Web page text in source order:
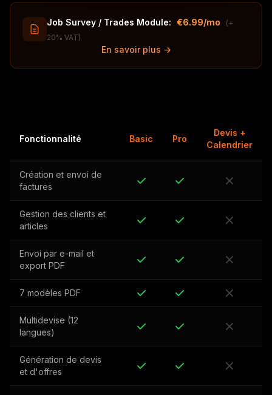
Job Survey / Trades Module: €6.99/mo
(+
20% VAT)
En savoir plus →
Fonctionnalité Basic Pro
Devis +
Calendrier
Création et envoi de
factures
Gestion des clients et
articles
Envoi par e-mail et
export PDF
7 modèles PDF
Multidevise (12
langues)
Génération de devis
et d'offres